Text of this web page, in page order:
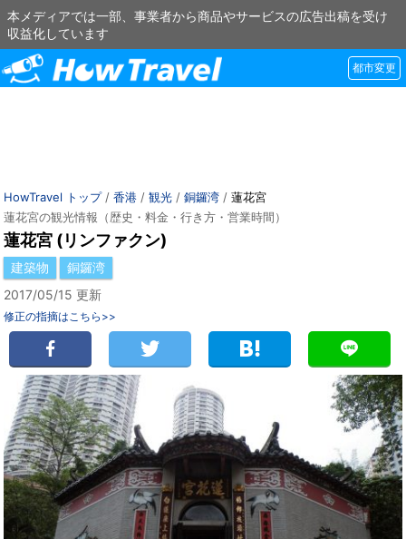
本メディアでは一部、事業者から商品やサービスの広告出稿を受け
収益化しています
都市変更
HowTravel トップ/ 香港 / 観光 / 銅鑼湾 / 蓮花宮
蓮花宮の観光情報（歴史・料金・行き方・営業時間）
蓮花宮 (リンファクン)
建築物
銅鑼湾
2017/05/15 更新
修正の指摘はこちら>>